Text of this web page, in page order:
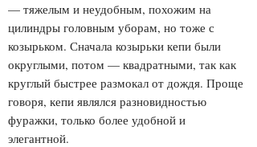
— тяжелым и неудобным, похожим на
цилиндры головным уборам, но тоже с
козырьком. Сначала козырьки кепи были
округлыми, потом — квадратными, так как
круглый быстрее размокал от дождя. Проще
говоря, кепи являлся разновидностью
фуражки, только более удобной и
элегантной.